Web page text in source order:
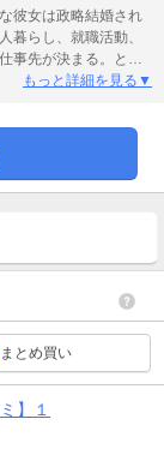
彼女は政略結婚され
暮らし、就職活動、
事先が決まる。と、
から溺愛され、ヤクザ
もっと詳細を見る▼
まとめ買い
】１